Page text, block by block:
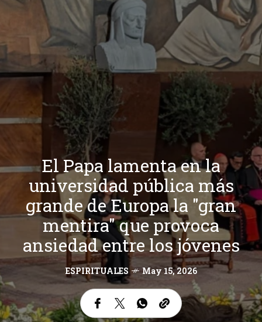
El Papa lamenta en la
universidad pública más
grande de Europa la "gran
mentira" que provoca
ansiedad entre los jóvenes
ESPIRITUALES May 15, 2026